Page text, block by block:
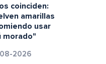
coinciden:
amarillas
usar
morado"
2026